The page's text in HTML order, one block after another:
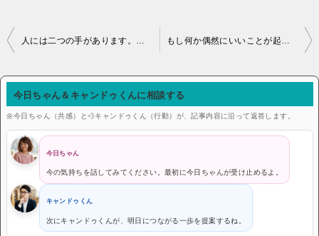
投稿ナビゲーション 人には二つの手があります。一つは、自らを助けるための手、もう一つは他人を助けるための手。 もし何か偶然にいいことが起こったら、それは努力したご褒美、そう思いたい。
今日ちゃん＆キャンドゥくんに相談する
🌼今日ちゃん（共感）と💨キャンドゥくん（行動）が、記事内容に沿って返答します。
今日ちゃん
今の気持ちを話してみてください。最初に今日ちゃんが受け止めるよ。
キャンドゥくん
次にキャンドゥくんが、明日につながる一歩を提案するね。